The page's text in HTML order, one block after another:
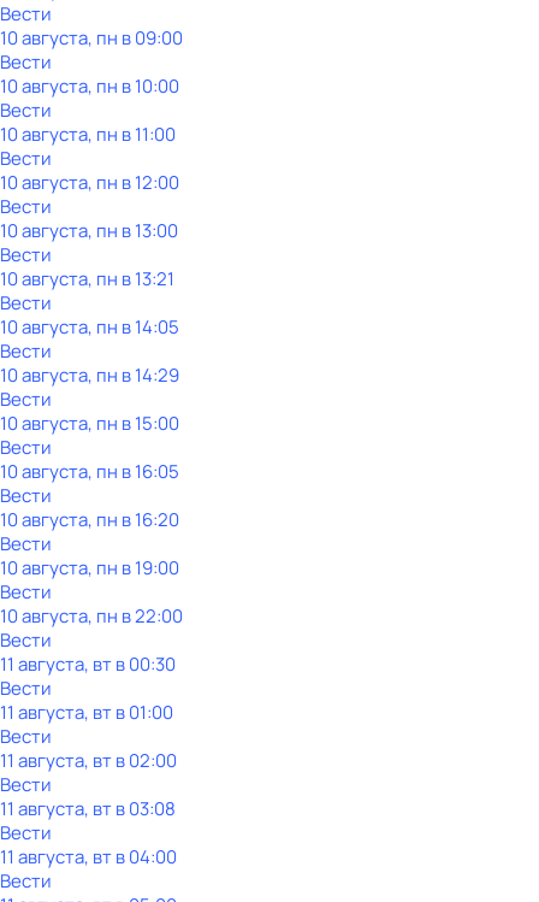
Вести
10 августа, пн в 09:00
Вести
10 августа, пн в 10:00
Вести
10 августа, пн в 11:00
Вести
10 августа, пн в 12:00
Вести
10 августа, пн в 13:00
Вести
10 августа, пн в 13:21
Вести
10 августа, пн в 14:05
Вести
10 августа, пн в 14:29
Вести
10 августа, пн в 15:00
Вести
10 августа, пн в 16:05
Вести
10 августа, пн в 16:20
Вести
10 августа, пн в 19:00
Вести
10 августа, пн в 22:00
Вести
11 августа, вт в 00:30
Вести
11 августа, вт в 01:00
Вести
11 августа, вт в 02:00
Вести
11 августа, вт в 03:08
Вести
11 августа, вт в 04:00
Вести